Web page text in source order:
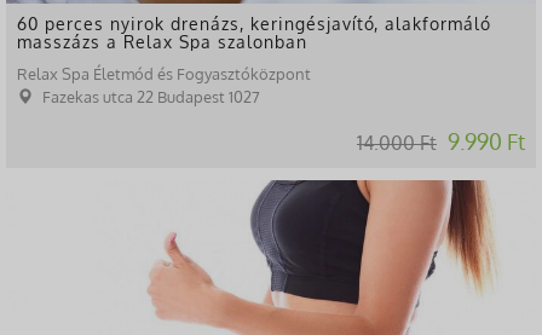
60 perces nyirok drenázs, keringésjavító, alakformáló
masszázs a Relax Spa szalonban
Relax Spa Életmód és Fogyasztóközpont
Fazekas utca 22 Budapest 1027
14.000 Ft 9.990 Ft